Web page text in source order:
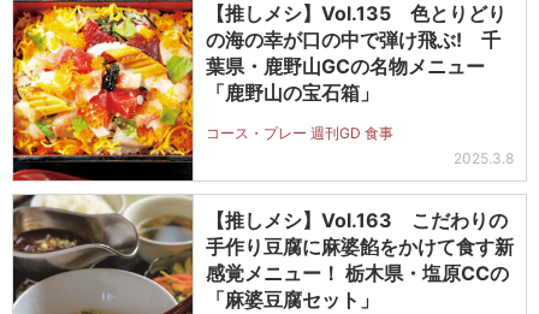
【推しメシ】Vol.135 色とりどり
の海の幸が口の中で弾け飛ぶ! 千
葉県・鹿野山GCの名物メニュー
「鹿野山の宝石箱」
コース・プレー 週刊GD 食事
2025.3.8
【推しメシ】Vol.163 こだわりの
手作り豆腐に麻婆餡をかけて食す新
感覚メニュー！ 栃木県・塩原CCの
「麻婆豆腐セット」